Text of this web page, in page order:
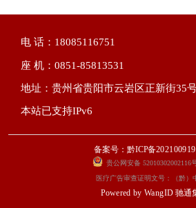
电 话：18085116751
座 机：0851-85813531
地址：贵州省贵阳市云岩区正新街35
本站已支持IPv6
备案号：黔ICP备
贵公网安备 52010302002116
医疗广告审查证明文号：（黔）
Powered by WangID 驰通